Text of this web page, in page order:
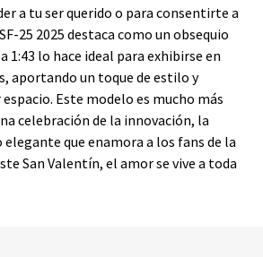
a tu ser querido o para consentirte a
25 2025 destaca como un obsequio
1:43 lo hace ideal para exhibirse en
aportando un toque de estilo y
Este modelo es mucho más
celebración de la innovación, la
elegante que enamora a los fans de la
San Valentín, el amor se vive a toda